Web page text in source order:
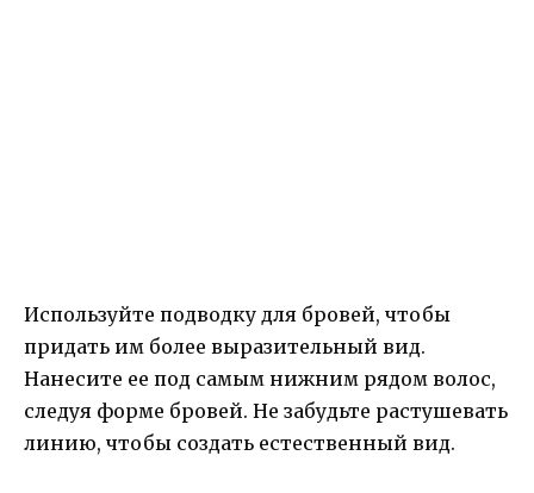
Используйте подводку для бровей, чтобы
придать им более выразительный вид.
Нанесите ее под самым нижним рядом волос,
следуя форме бровей. Не забудьте растушевать
линию, чтобы создать естественный вид.